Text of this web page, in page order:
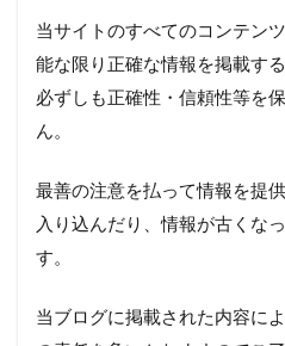
当サイトのすべてのコンテン
能な限り正確な情報を掲載す
必ずしも正確性・信頼性等を
ん。
最善の注意を払って情報を提
入り込んだり、情報が古くな
す。
当ブログに掲載された内容に